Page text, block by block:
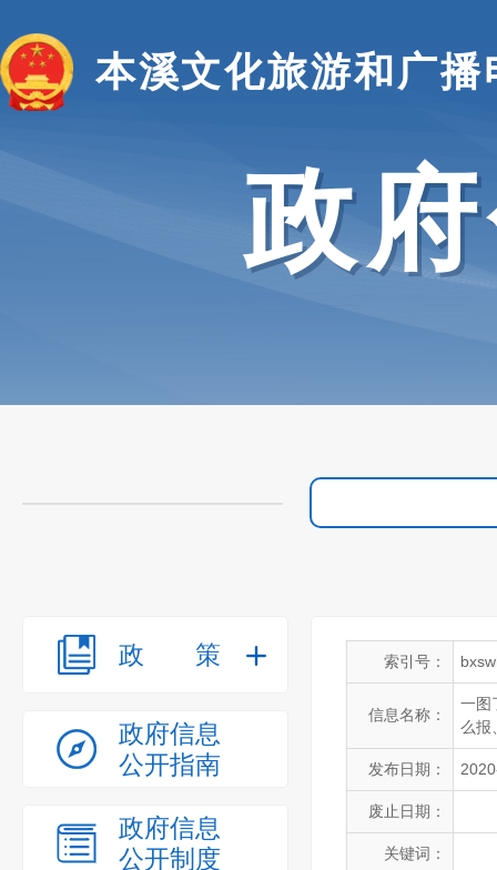
本溪文化旅游和广播
政
政策
政府信息
公开指南
政府信息
公开制度
索引号：
信息名称：
一图
么报
发布日期：
废止日期：
关键词：